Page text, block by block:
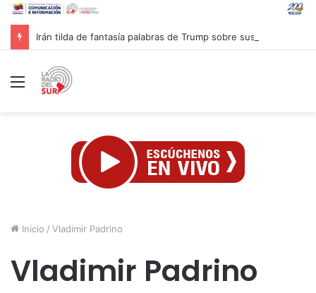
Menú
Inicio / Vladimir Padrino
Vladimir Padrino